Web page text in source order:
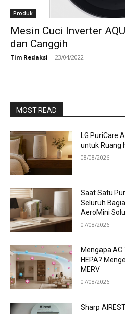
Produk
Mesin Cuci Inverter
dan Canggih
Tim Redaksi - 23/04/2022
MOST READ
LG PuriCare
untuk Ruang
08/08/2026
Saat Satu
Seluruh
AeroMini
07/08/2026
Mengapa
HEPA?
MERV
07/08/2026
Sharp